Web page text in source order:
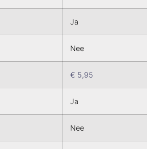
Ja
Nee
€ 5,95
Ja
Nee